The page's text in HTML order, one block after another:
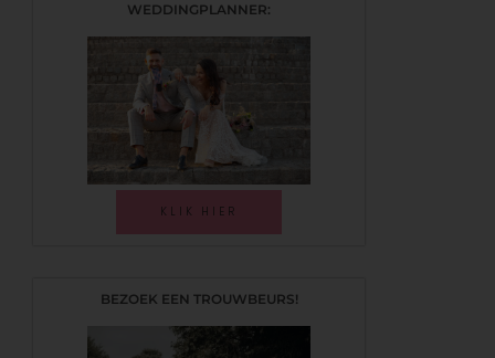
WEDDINGPLANNER:
KLIK HIER
BEZOEK EEN TROUWBEURS!